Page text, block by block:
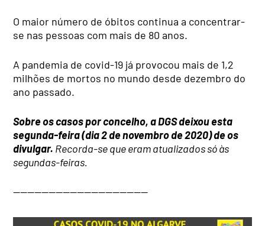
O maior número de óbitos continua a concentrar-
se nas pessoas com mais de 80 anos.
A pandemia de covid-19 já provocou mais de 1,2
milhões de mortos no mundo desde dezembro do
ano passado.
Sobre os casos por concelho, a DGS deixou esta
segunda-feira (dia 2 de novembro de 2020) de os
divulgar. Recorda-se que eram atualizados só às
segundas-feiras.
———————————————————